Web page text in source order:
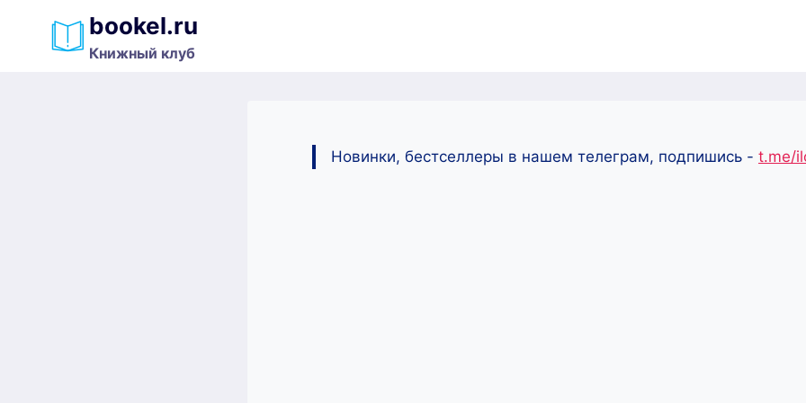
содержимому
bookel.ru
Книжный клуб
Новинки, бестселлеры в нашем телеграм, подпишись - t.me/